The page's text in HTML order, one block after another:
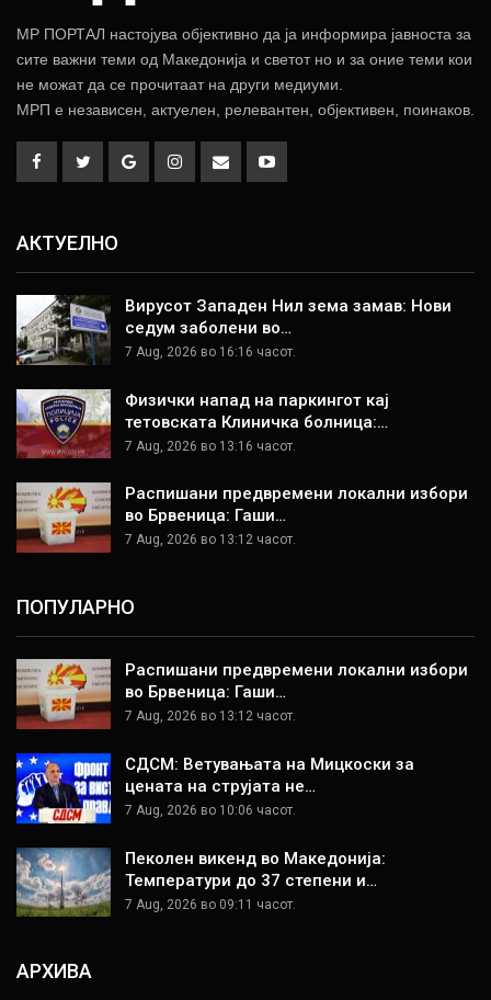
МР ПОРТАЛ настојува објективно да ја информира јавноста за
сите важни теми од Македонија и светот но и за оние теми кои
не можат да се прочитаат на други медиуми.
МРП е независен, актуелен, релевантен, објективен, поинаков.
АКТУЕЛНО
Вирусот Западен Нил зема замав: Нови
седум заболени во…
7 Aug, 2026 во 16:16 часот.
Физички напад на паркингот кај
тетовската Клиничка болница:…
7 Aug, 2026 во 13:16 часот.
Распишани предвремени локални избори
во Брвеница: Гаши…
7 Aug, 2026 во 13:12 часот.
ПОПУЛАРНО
Распишани предвремени локални избори
во Брвеница: Гаши…
7 Aug, 2026 во 13:12 часот.
СДСМ: Ветувањата на Мицкоски за
цената на струјата не…
7 Aug, 2026 во 10:06 часот.
Пеколен викенд во Македонија:
Температури до 37 степени и…
7 Aug, 2026 во 09:11 часот.
АРХИВА